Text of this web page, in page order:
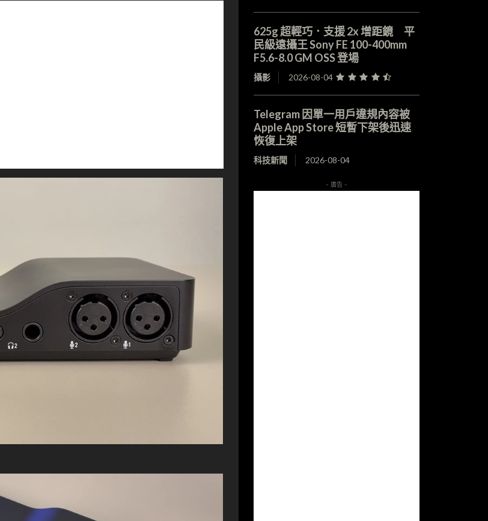
625g 超輕巧．支援 2x 增距鏡 平
民級遠攝王 Sony FE 100-400mm
F5.6-8.0 GM OSS 登場
攝影 2026-08-04
Telegram 因單一用戶違規內容被
Apple App Store 短暫下架後迅速
恢復上架
科技新聞 2026-08-04
- 廣告 -